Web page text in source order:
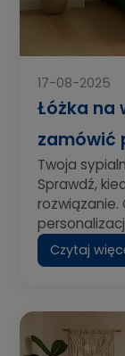
17-08-2025
Łóżka na
zamówić
Twoja
Sprawdź,
Czytaj